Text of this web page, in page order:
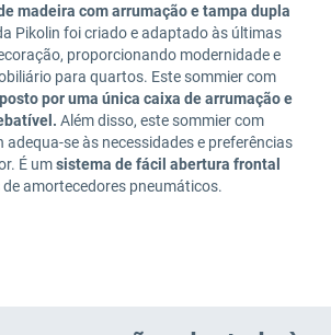
madeira com arrumação e tampa dupla
Pikolin foi criado e adaptado às últimas
proporcionando modernidade e
para quartos. Este sommier com
por uma única caixa de arrumação e
Além disso, este sommier com
adequa-se às necessidades e preferências
É umsistema de fácil abertura frontal
amortecedores pneumáticos.